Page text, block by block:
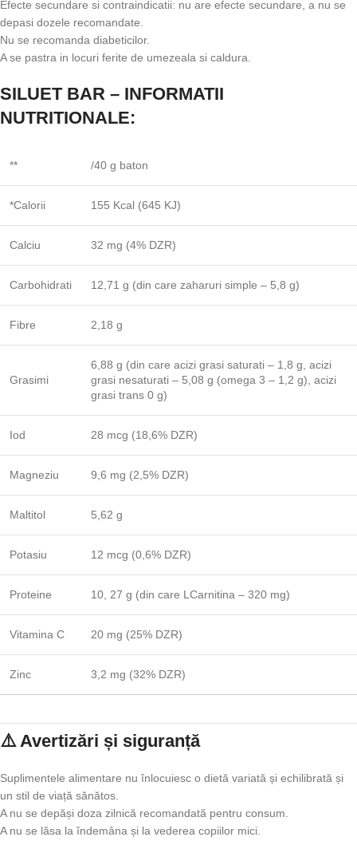
Efecte secundare si contraindicatii: nu are efecte secundare, a nu se
depasi dozele recomandate.
Nu se recomanda diabeticilor.
A se pastra in locuri ferite de umezeala si caldura.
SILUET BAR – INFORMATII
NUTRITIONALE:
** /40 g baton
*Calorii 155 Kcal (645 KJ)
Calciu 32 mg (4% DZR)
Carbohidrati 12,71 g (din care zaharuri simple – 5,8 g)
Fibre 2,18 g
Grasimi
6,88 g (din care acizi grasi saturati – 1,8 g, acizi
grasi nesaturati – 5,08 g (omega 3 – 1,2 g), acizi
grasi trans 0 g)
Iod 28 mcg (18,6% DZR)
Magneziu 9,6 mg (2,5% DZR)
Maltitol 5,62 g
Potasiu 12 mcg (0,6% DZR)
Proteine 10, 27 g (din care LCarnitina – 320 mg)
Vitamina C 20 mg (25% DZR)
Zinc 3,2 mg (32% DZR)
⚠️ Avertizări și siguranță
Suplimentele alimentare nu înlocuiesc o dietă variată și echilibrată și
un stil de viață sănătos.
A nu se depăși doza zilnică recomandată pentru consum.
A nu se lăsa la îndemâna și la vederea copiilor mici.